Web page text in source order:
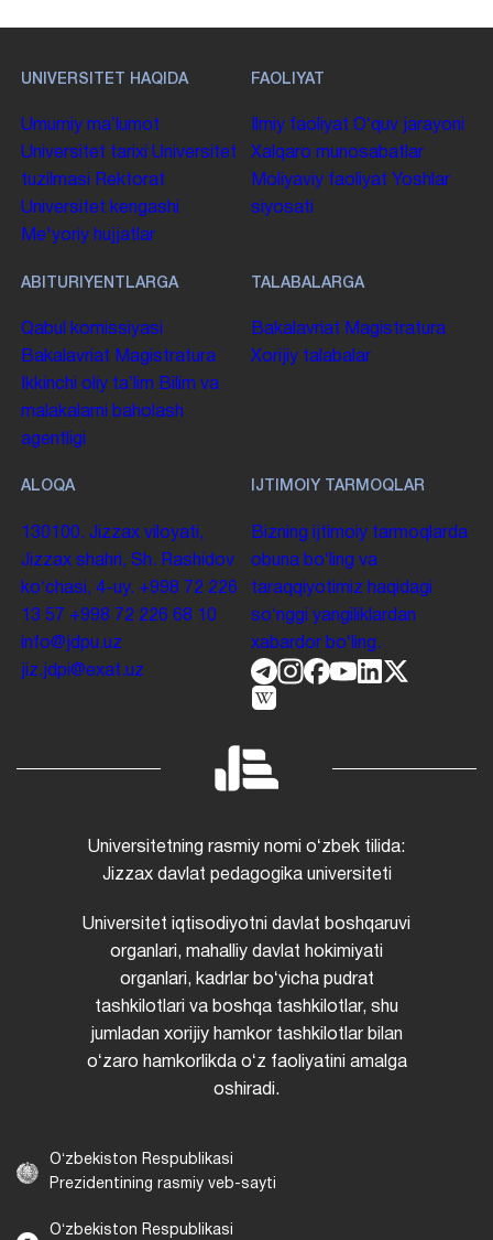
UNIVERSITET HAQIDA
Umumiy maʼlumot
Universitet tarixi Universitet
tuzilmasi
Rektorat
Universitet kengashi
Me'yoriy hujjatlar
FAOLIYAT
Ilmiy faoliyat Oʻquv jarayoni
Xalqaro munosabatlar
Moliyaviy faoliyat Yoshlar
siyosati
ABITURIYENTLARGA
Qabul komissiyasi
Bakalavriat Magistratura
Ikkinchi oliy taʼlim Bilim va
malakalarni baholash
agentligi
TALABALARGA
Bakalavriat Magistratura
Xorijiy talabalar
ALOQA
130100. Jizzax viloyati,
Jizzax shahri, Sh. Rashidov
koʻchasi, 4-uy. +998 72 226
13 57 +998 72 226 68 10
info@jdpu.uz
jiz.jdpi@exat.uz
IJTIMOIY TARMOQLAR
Bizning ijtimoiy tarmoqlarda
obuna boʻling va
taraqqiyotimiz haqidagi
soʻnggi yangiliklardan
xabardor boʻling.
Universitetning rasmiy nomi oʻzbek tilida:
Jizzax davlat pedagogika universiteti
Universitet iqtisodiyotni davlat boshqaruvi
organlari, mahalliy davlat hokimiyati
organlari, kadrlar boʻyicha pudrat
tashkilotlari va boshqa tashkilotlar, shu
jumladan xorijiy hamkor tashkilotlar bilan
oʻzaro hamkorlikda oʻz faoliyatini amalga
oshiradi.
Oʻzbekiston Respublikasi
Prezidentining rasmiy veb-sayti
Oʻzbekiston Respublikasi